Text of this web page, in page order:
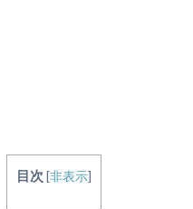
目次 [非表示]